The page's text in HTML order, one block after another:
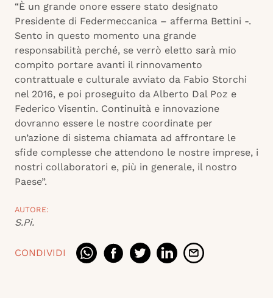
“È un grande onore essere stato designato
Presidente di Federmeccanica – afferma Bettini -.
Sento in questo momento una grande
responsabilità perché, se verrò eletto sarà mio
compito portare avanti il rinnovamento
contrattuale e culturale avviato da Fabio Storchi
nel 2016, e poi proseguito da Alberto Dal Poz e
Federico Visentin. Continuità e innovazione
dovranno essere le nostre coordinate per
un’azione di sistema chiamata ad affrontare le
sfide complesse che attendono le nostre imprese, i
nostri collaboratori e, più in generale, il nostro
Paese”.
AUTORE:
S.Pi.
CONDIVIDI